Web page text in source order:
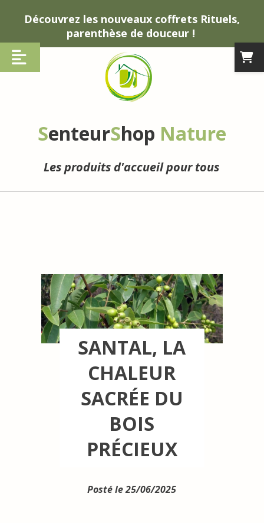
Découvrez les nouveaux coffrets Rituels,
parenthèse de douceur !
SenteurShop Nature
Les produits d'accueil pour tous
SANTAL, LA
CHALEUR
SACRÉE DU
BOIS
PRÉCIEUX
Posté le 25/06/2025